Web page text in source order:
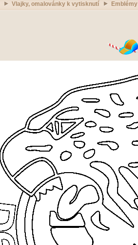
Vlajky, omalovánky k vytisknutí